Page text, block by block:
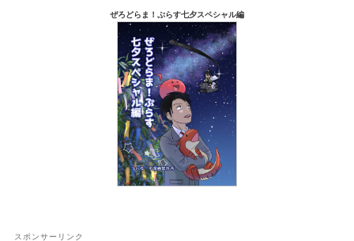
ぜろどらま！ぷらす七夕スペシャル編
スポンサーリンク